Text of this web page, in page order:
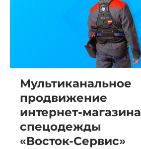
Мультиканальное
продвижение
интернет-магазина
спецодежды
«Восток-Сервис»